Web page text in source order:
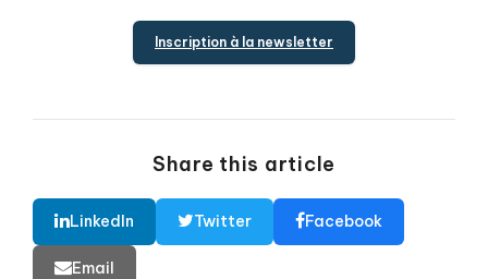
Inscription à la newsletter
Share this article
LinkedIn Twitter Facebook
Email